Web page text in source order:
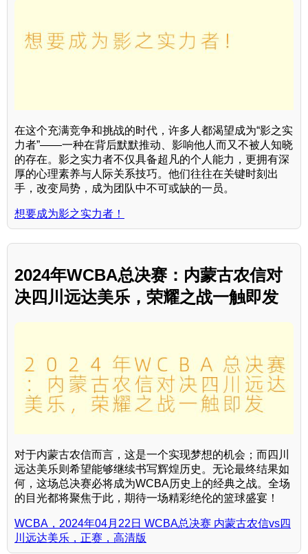
在这个充满竞争和挑战的时代，许多人都渴望成为“影之实
力者”——一种在背后默默推动、影响他人而又不被人知晓
的存在。影之实力者不仅具备超凡的个人能力，更拥有深
厚的心理素养与人际关系技巧。他们往往在关键时刻出
手，改变局势，成为团队中不可或缺的一员。
想要成为影之实力者！
2024年WCBA总决赛：内蒙古农信对
决四川远达美乐，荣耀之战一触即发
对于内蒙古农信而言，这是一个实现梦想的机会；而四川
远达美乐则希望能够继续书写辉煌历史。无论最终结果如
何，这场总决赛必将成为WCBA历史上的经典之战。全场
的目光都将聚焦于此，期待一场精彩绝伦的篮球盛宴！
WCBA，2024年04月22日 WCBA总决赛 内蒙古农信vs四
川远达美乐，正赛，高清版